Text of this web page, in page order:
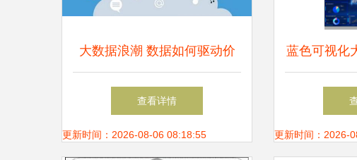
大数据浪潮 数据如何驱动价
值创造
查看详情
更新时间：2026-08-06 08:18:55
蓝色可视化
版权可商用
更新时间：2026-